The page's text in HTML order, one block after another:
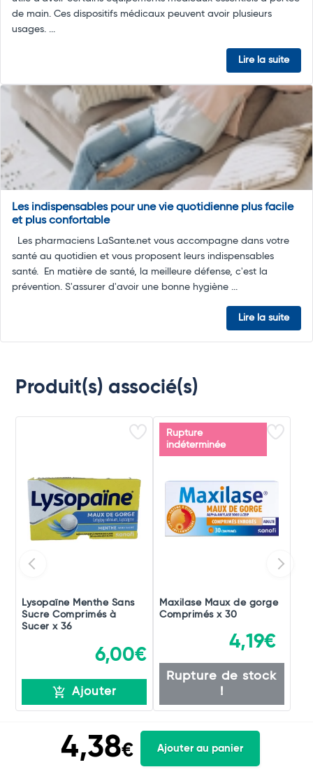
de main. Ces dispositifs médicaux peuvent avoir plusieurs
usages. ...
Lire la suite
Les indispensables pour une vie quotidienne plus facile
et plus confortable
Les pharmaciens LaSante.net vous accompagne dans votre
santé au quotidien et vous proposent leurs indispensables
santé. En matière de santé, la meilleure défense, c'est la
prévention. S'assurer d'avoir une bonne hygiène ...
Lire la suite
Produit(s) associé(s)
Lysopaïne Menthe Sans
Sucre Comprimés à
Sucer x 36
6,00€
Ajouter
Rupture
indéterminée
Maxilase Maux de gorge
Comprimés x 30
4,19€
Rupture de stock
!
4,38€ Ajouter au panier